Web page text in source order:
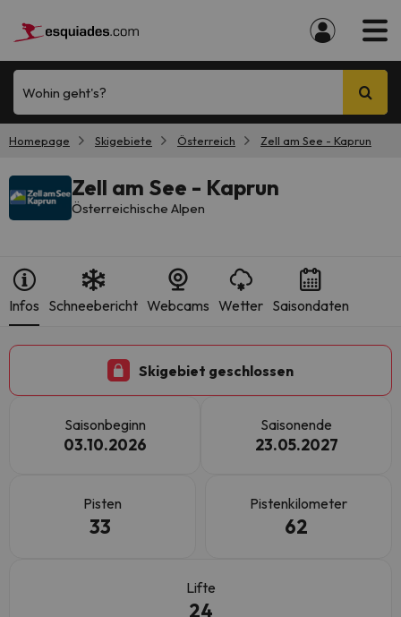
Wohin geht's?
Homepage Skigebiete Österreich Zell am See - Kaprun
Zell am See - Kaprun
Österreichische Alpen
Infos Schneebericht Webcams Wetter Saisondaten
Skigebiet geschlossen
Saisonbeginn
03.10.2026
Saisonende
23.05.2027
Pisten
33
Pistenkilometer
62
Lifte
24